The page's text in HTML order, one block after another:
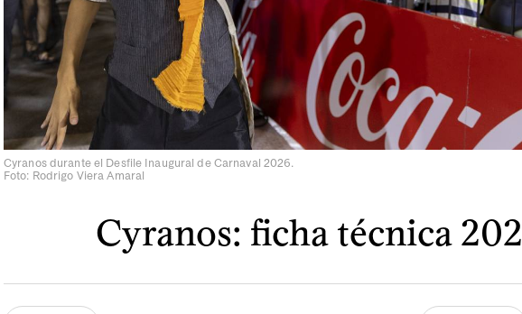
Cyranos durante el Desfile Inaugural de Carnaval 2026.
Foto: Rodrigo Viera Amaral
Cyranos: ficha técnica